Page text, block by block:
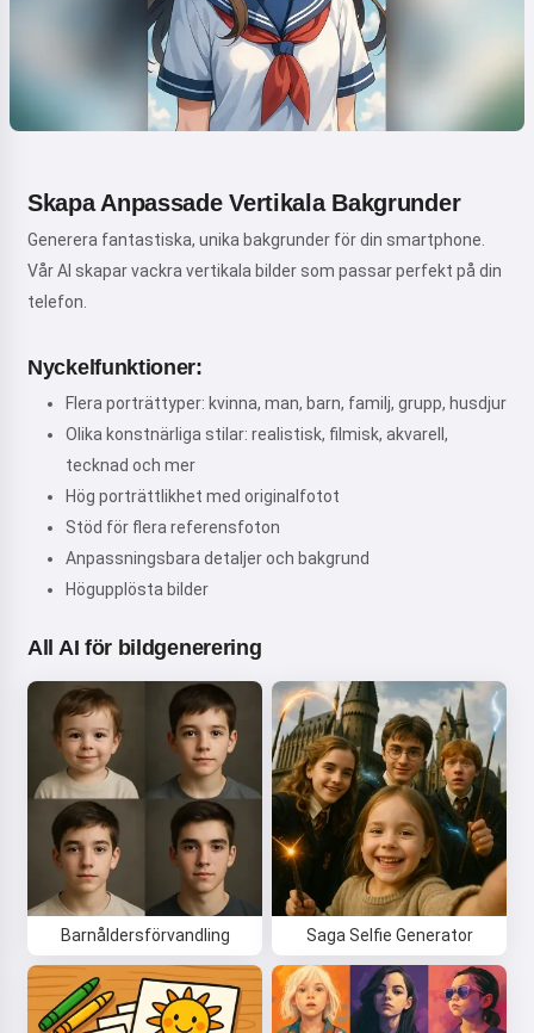
Skapa Anpassade Vertikala Bakgrunder
Generera fantastiska, unika bakgrunder för din smartphone.
Vår AI skapar vackra vertikala bilder som passar perfekt på din
telefon.
Nyckelfunktioner:
Flera porträttyper: kvinna, man, barn, familj, grupp, husdjur
Olika konstnärliga stilar: realistisk, filmisk, akvarell,
tecknad och mer
Hög porträttlikhet med originalfotot
Stöd för flera referensfoton
Anpassningsbara detaljer och bakgrund
Högupplösta bilder
All AI för bildgenerering
Barnåldersförvandling Saga Selfie Generator